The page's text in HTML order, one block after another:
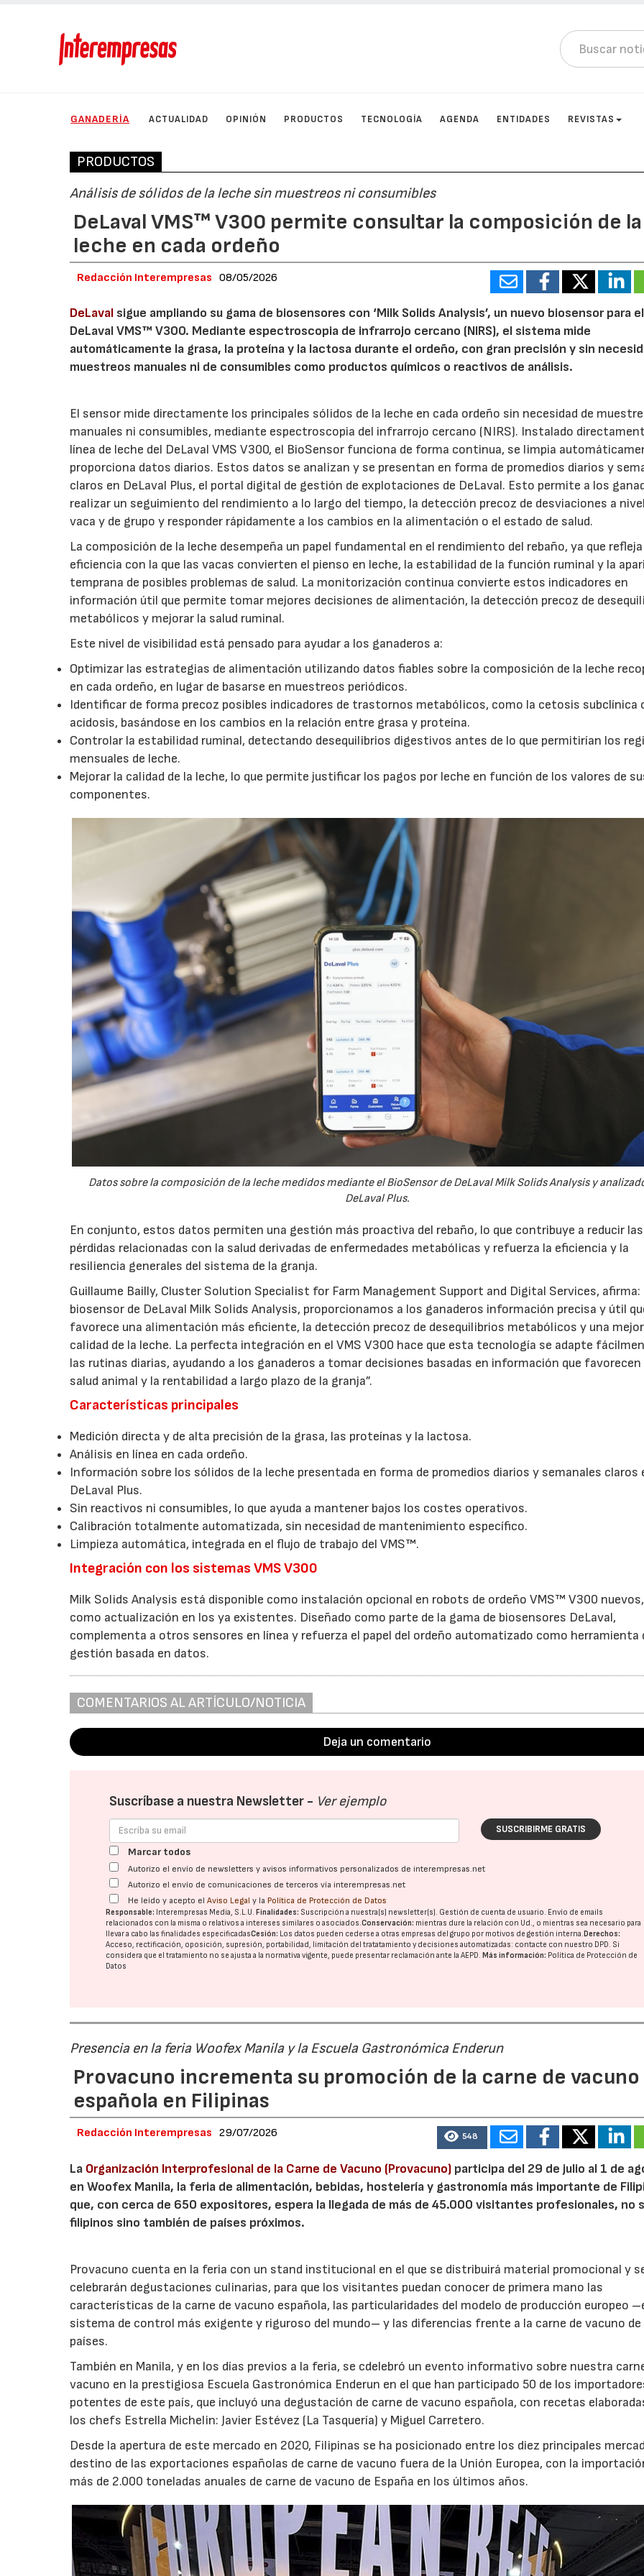
GANADERÍA ACTUALIDAD OPINIÓN PRODUCTOS TECNOLOGÍA AGENDA ENTIDADES REVISTAS
PRODUCTOS
Análisis de sólidos de la leche sin muestreos ni consumibles
DeLaval VMS™ V300 permite consultar la composición de la
leche en cada ordeño
Redacción Interempresas 08/05/2026
DeLaval sigue ampliando su gama de biosensores con ‘Milk Solids Analysis’, un nuevo biosensor para el
DeLaval VMS™ V300. Mediante espectroscopia de infrarrojo cercano (NIRS), el sistema mide
automáticamente la grasa, la proteína y la lactosa durante el ordeño, con gran precisión y sin
muestreos manuales ni de consumibles como productos químicos o reactivos de análisis.
El sensor mide directamente los principales sólidos de la leche en cada ordeño sin necesidad de
manuales ni consumibles, mediante espectroscopia del infrarrojo cercano (NIRS). Instalado
línea de leche del DeLaval VMS V300, el BioSensor funciona de forma continua, se limpia
proporciona datos diarios. Estos datos se analizan y se presentan en forma de promedios diarios y
claros en DeLaval Plus, el portal digital de gestión de explotaciones de DeLaval. Esto permite a los
realizar un seguimiento del rendimiento a lo largo del tiempo, la detección precoz de desviaciones a
vaca y de grupo y responder rápidamente a los cambios en la alimentación o el estado de salud.
La composición de la leche desempeña un papel fundamental en el rendimiento del rebaño, ya que
eficiencia con la que las vacas convierten el pienso en leche, la estabilidad de la función ruminal y la
temprana de posibles problemas de salud. La monitorización continua convierte estos indicadores en
información útil que permite tomar mejores decisiones de alimentación, la detección precoz de
metabólicos y mejorar la salud ruminal.
Este nivel de visibilidad está pensado para ayudar a los ganaderos a:
Optimizar las estrategias de alimentación utilizando datos fiables sobre la composición de la leche
en cada ordeño, en lugar de basarse en muestreos periódicos.
Identificar de forma precoz posibles indicadores de trastornos metabólicos, como la cetosis subclínica
acidosis, basándose en los cambios en la relación entre grasa y proteína.
Controlar la estabilidad ruminal, detectando desequilibrios digestivos antes de lo que permitirían los
mensuales de leche.
Mejorar la calidad de la leche, lo que permite justificar los pagos por leche en función de los valores de
componentes.
Datos sobre la composición de la leche medidos mediante el BioSensor de DeLaval Milk Solids Analysis y
DeLaval Plus.
En conjunto, estos datos permiten una gestión más proactiva del rebaño, lo que contribuye a reducir las
pérdidas relacionadas con la salud derivadas de enfermedades metabólicas y refuerza la eficiencia y la
resiliencia generales del sistema de la granja.
Guillaume Bailly, Cluster Solution Specialist for Farm Management Support and Digital Services, afirma:
biosensor de DeLaval Milk Solids Analysis, proporcionamos a los ganaderos información precisa y útil
favorece una alimentación más eficiente, la detección precoz de desequilibrios metabólicos y una mejor
calidad de la leche. La perfecta integración en el VMS V300 hace que esta tecnología se adapte
las rutinas diarias, ayudando a los ganaderos a tomar decisiones basadas en información que favorecen
salud animal y la rentabilidad a largo plazo de la granja”.
Características principales
Medición directa y de alta precisión de la grasa, las proteínas y la lactosa.
Análisis en línea en cada ordeño.
Información sobre los sólidos de la leche presentada en forma de promedios diarios y semanales claros
DeLaval Plus.
Sin reactivos ni consumibles, lo que ayuda a mantener bajos los costes operativos.
Calibración totalmente automatizada, sin necesidad de mantenimiento específico.
Limpieza automática, integrada en el flujo de trabajo del VMS™.
Integración con los sistemas VMS V300
Milk Solids Analysis está disponible como instalación opcional en robots de ordeño VMS™ V300
como actualización en los ya existentes. Diseñado como parte de la gama de biosensores DeLaval,
complementa a otros sensores en línea y refuerza el papel del ordeño automatizado como herramienta
gestión basada en datos.
COMENTARIOS AL ARTÍCULO/NOTICIA
Deja un comentario
Suscríbase a nuestra Newsletter - Ver ejemplo
SUSCRIBIRME GRATIS
Marcar todos
Autorizo el envío de newsletters y avisos informativos personalizados de interempresas.net
Autorizo el envío de comunicaciones de terceros vía interempresas.net
He leído y acepto elAviso Legal y la Política de Protección de Datos
Responsable: Interempresas Media, S.L.U.Finalidades: Suscripción a nuestra(s) newsletter(s). Gestión de cuenta de usuario. Envío de emails
relacionados con la misma o relativos a intereses similares o asociados.Conservación: mientras dure la relación con Ud., o mientras sea necesario para
llevar a cabo las finalidades especificadasCesión: Los datos pueden cederse a otras empresas del grupo por motivos de gestión interna.Derechos:
Acceso, rectificación, oposición, supresión, portabilidad, limitación del tratatamiento y decisiones automatizadas: contacte con nuestro DPD. Si
considera que el tratamiento no se ajusta a la normativa vigente, puede presentar reclamación ante laAEPD.Más información: Política de Protección de
Datos
Presencia en la feria Woofex Manila y la Escuela Gastronómica Enderun
Provacuno incrementa su promoción de la carne de vacuno
española en Filipinas
Redacción Interempresas 29/07/2026 548
La Organización Interprofesional de la Carne de Vacuno (Provacuno) participa del 29 de julio al 1 de
en Woofex Manila, la feria de alimentación, bebidas, hostelería y gastronomía más importante de
que, con cerca de 650 expositores, espera la llegada de más de 45.000 visitantes profesionales, no
filipinos sino también de países próximos.
Provacuno cuenta en la feria con un stand institucional en el que se distribuirá material promocional y
celebrarán degustaciones culinarias, para que los visitantes puedan conocer de primera mano las
características de la carne de vacuno española, las particularidades del modelo de producción europeo
sistema de control más exigente y riguroso del mundo– y las diferencias frente a la carne de vacuno
países.
También en Manila, y en los días previos a la feria, se cdelebró un evento informativo sobre nuestra
vacuno en la prestigiosa Escuela Gastronómica Enderun en el que han participado 50 de los
potentes de este país, que incluyó una degustación de carne de vacuno española, con recetas
los chefs Estrella Michelin: Javier Estévez (La Tasquería) y Miguel Carretero.
Desde la apertura de este mercado en 2020, Filipinas se ha posicionado entre los diez principales
destino de las exportaciones españolas de carne de vacuno fuera de la Unión Europea, con la
más de 2.000 toneladas anuales de carne de vacuno de España en los últimos años.
02/07/2026